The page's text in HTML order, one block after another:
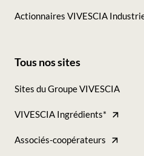
Actionnaires VIVESCIA
-
Tous
nos
Tous nos sites
Sites du Groupe VIVESCIA
VIVESCIA Ingrédients*
Associés-coopérateurs